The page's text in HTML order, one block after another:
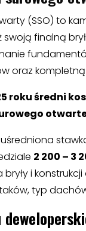
(SSO) to
swoją finalną
oraz
roku średni
2 200 – 3
bryły i
typ